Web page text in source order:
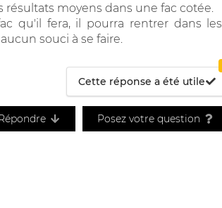
moyens dans une fac cotée.
qu'il fera, il pourra rentrer dans les
souci à se faire.
Cette réponse a été utile
Posez votre question